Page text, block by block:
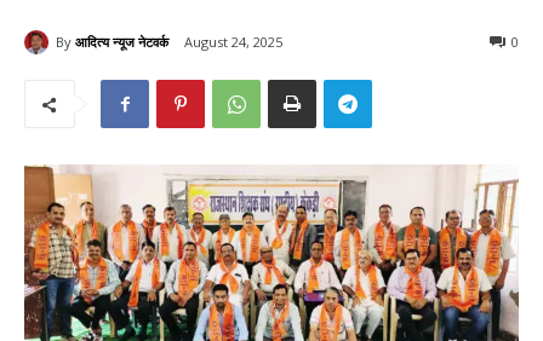
By आदित्य न्यूज नेटवर्क August 24, 2025 0